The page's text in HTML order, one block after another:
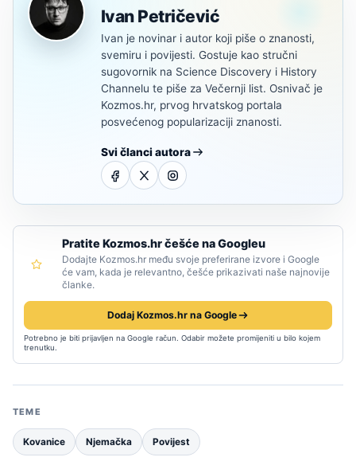
Ivan Petričević
Ivan je novinar i autor koji piše o znanosti,
svemiru i povijesti. Gostuje kao stručni
sugovornik na Science Discovery i History
Channelu te piše za Večernji list. Osnivač je
Kozmos.hr, prvog hrvatskog portala
posvećenog popularizaciji znanosti.
Svi članci autora
Pratite Kozmos.hr češće na Googleu
Dodajte Kozmos.hr među svoje preferirane izvore i Google
će vam, kada je relevantno, češće prikazivati naše najnovije
članke.
Dodaj Kozmos.hr na Google
Potrebno je biti prijavljen na Google račun. Odabir možete promijeniti u bilo kojem
trenutku.
TEME
Kovanice Njemačka Povijest